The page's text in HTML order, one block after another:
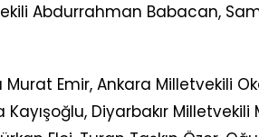
Abdurrahman Babacan,
Murat Emir, Ankara Milletvekili
Diyarbakır